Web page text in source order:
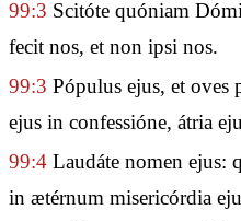
99:3 Scitóte quóniam
fecit nos, et non ipsi nos.
99:3 Pópulus ejus, et oves
ejus in confessióne, átria
99:4 Laudáte nomen ejus:
in ætérnum misericórdia